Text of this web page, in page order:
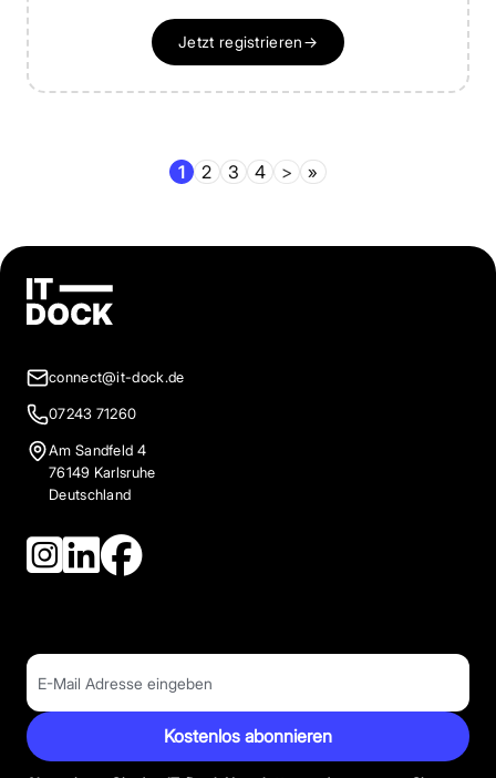
Jetzt registrieren→
1 2 3 4 > »
connect@it-dock.de
07243 71260
Am Sandfeld 4
76149 Karlsruhe
Deutschland
Kostenlos abonnieren